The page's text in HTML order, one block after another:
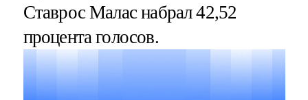
Ставрос Малас набрал 42,52
процента голосов.